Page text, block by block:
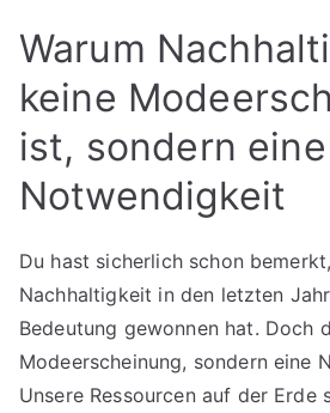
Warum
keine
ist, sondern eine
Notwendigkeit
Du hast sicherlich schon
Nachhaltigkeit in den letzten
Bedeutung gewonnen hat. Doch
Modeerscheinung, sondern eine
Unsere Ressourcen auf der Erde